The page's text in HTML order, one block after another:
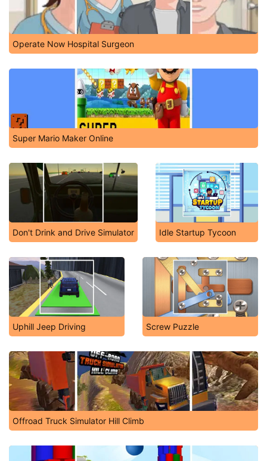
Operate Now Hospital Surgeon
Super Mario Maker Online
Don't Drink and Drive Simulator Idle Startup Tycoon
Uphill Jeep Driving Screw Puzzle
Offroad Truck Simulator Hill Climb